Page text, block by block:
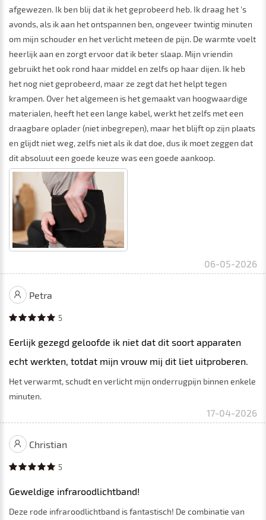
afgewezen. Ik ben blij dat ik het geprobeerd heb. Ik draag het 's
avonds, als ik aan het ontspannen ben, ongeveer twintig minuten
om mijn schouder en het verlicht meteen de pijn. De warmte voelt
heerlijk aan en zorgt ervoor dat ik beter slaap. Mijn vriendin
gebruikt het ook rond haar middel en zelfs op haar dijen. Ik heb
het nog niet geprobeerd, maar ze zegt dat het helpt tegen
krampen. Over het algemeen is het gemaakt van hoogwaardige
materialen, heeft het een lange kabel, werkt het zelfs met een
draagbare oplader (niet inbegrepen), maar het blijft op zijn plaats
en glijdt niet weg, zelfs niet als ik dat doe, dus ik moet zeggen dat
dit absoluut een goede keuze was een goede aankoop.
06-05-2026
Petra
5
Eerlijk gezegd geloofde ik niet dat dit soort apparaten
echt werkten, totdat mijn vrouw mij dit liet uitproberen.
Het verwarmt, schudt en verlicht mijn onderrugpijn binnen enkele
minuten.
17-04-2026
Christian
5
Geweldige infraroodlichtband!
Deze rode infraroodlichtband is fantastisch! De combinatie van